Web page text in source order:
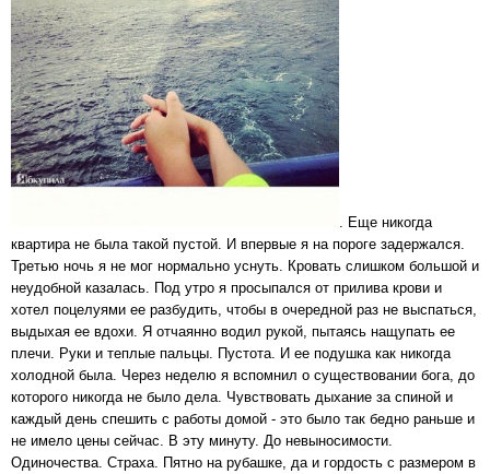
. Еще никогда
квартира не была такой пустой. И впервые я на пороге задержался.
Третью ночь я не мог нормально уснуть. Кровать слишком большой и
неудобной казалась. Под утро я просыпался от прилива крови и
хотел поцелуями ее разбудить, чтобы в очередной раз не выспаться,
выдыхая ее вдохи. Я отчаянно водил рукой, пытаясь нащупать ее
плечи. Руки и теплые пальцы. Пустота. И ее подушка как никогда
холодной была. Через неделю я вспомнил о существовании бога, до
которого никогда не было дела. Чувствовать дыхание за спиной и
каждый день спешить с работы домой - это было так бедно раньше и
не имело цены сейчас. В эту минуту. До невыносимости.
Одиночества. Страха. Пятно на рубашке, да и гордость с размером в